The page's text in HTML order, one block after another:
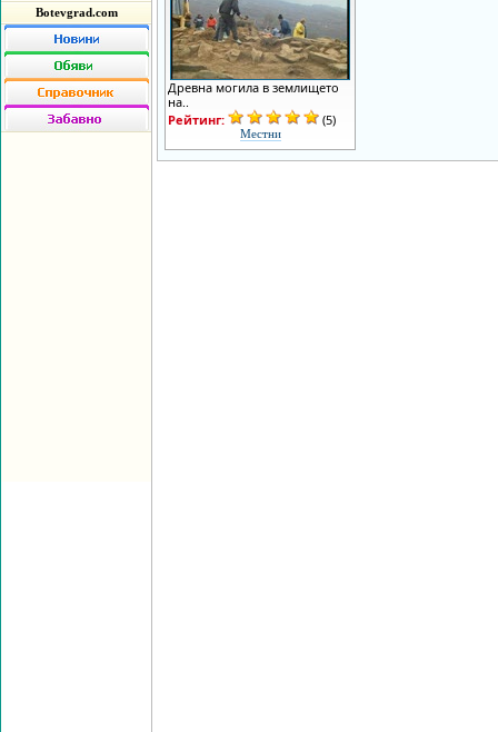
Botevgrad.com
Древна могила в землището
на..
Рейтинг:
(5)
Местни